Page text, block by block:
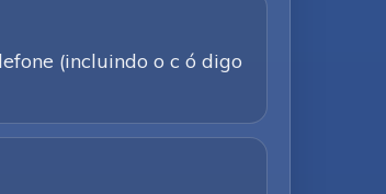
(incluindo o c ó digo